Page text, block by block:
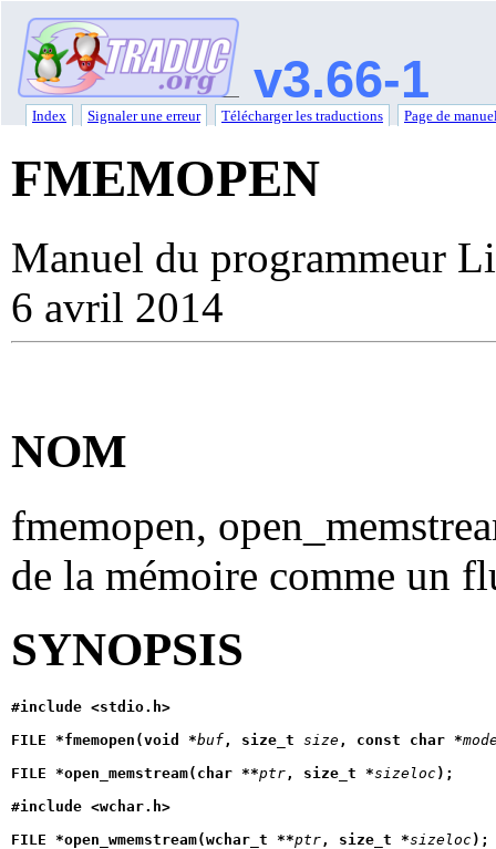
v3.66-1
Index Signaler une erreur Télécharger les traductions Page de
FMEMOPEN
Manuel du programmeur
6 avril 2014
NOM
fmemopen,
de la mémoire comme un
SYNOPSIS
#include <stdio.h>
FILE *fmemopen(void *buf , size_t size , const char *
FILE *open_memstream(char **ptr , size_t *sizeloc);
#include <wchar.h>
FILE *open_wmemstream(wchar_t **ptr , size_t *sizeloc);